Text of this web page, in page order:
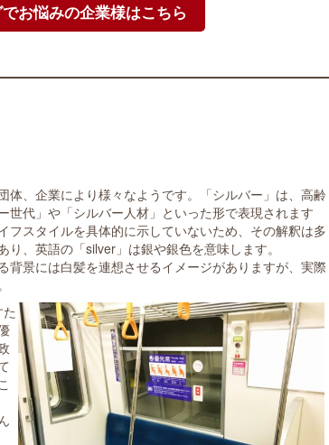
お悩みの企業様はこちら
体、企業により様々なようです。「シルバー」は、高齢
代」や「シルバー人材」といった形で表現されます
スタイルを具体的に示していないため、その解釈は多
、英語の「silver」は銀や銀色を意味します。
景には白髪を連想させるイメージがありますが、実際